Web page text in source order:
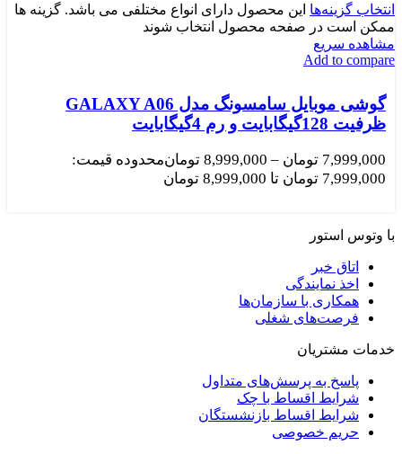
انتخاب گزینه‌ها این محصول دارای انواع مختلفی می باشد. گزینه ها
ممکن است در صفحه محصول انتخاب شوند
مشاهده سریع
Add to compare
گوشی موبایل سامسونگ مدل GALAXY A06
ظرفیت 128گیگابایت و رم 4گیگابایت
7,999,000 تومان –
8,999,000 تومانمحدوده قیمت:
7,999,000 تومان تا 8,999,000 تومان
با وتوس استور
اتاق خبر
اخذ نمایندگی
همکاری با سازمان‌ها
فرصت‌های شغلی
خدمات مشتریان
پاسخ به پرسش‌های متداول
شرایط اقساط با چک
شرایط اقساط بازنشستگان
حریم خصوصی